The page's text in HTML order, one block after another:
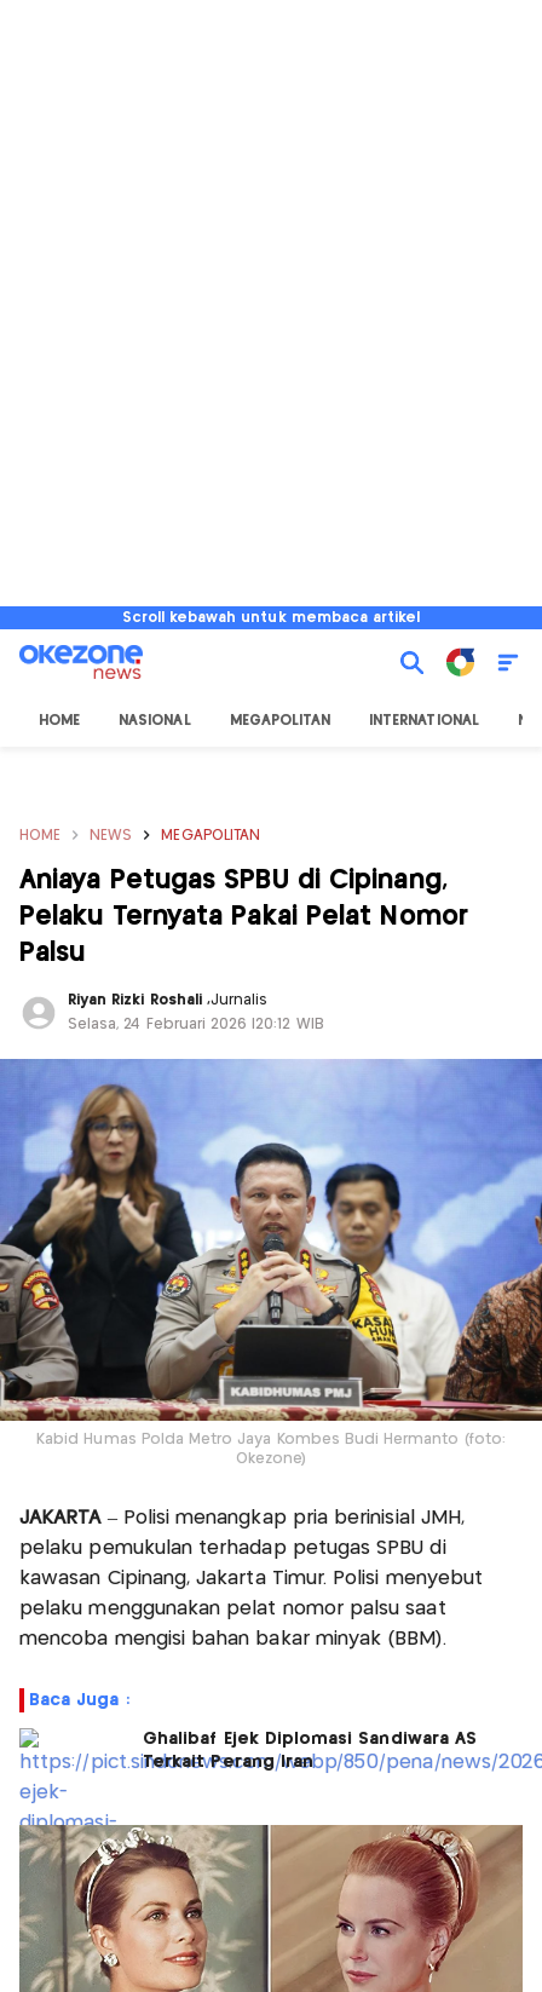
Scroll kebawah untuk membaca artikel
HOME NASIONAL MEGAPOLITAN INTERNATIONAL
HOME NEWS MEGAPOLITAN
Aniaya Petugas SPBU di Cipinang,
Pelaku Ternyata Pakai Pelat Nomor
Palsu
Riyan Rizki Roshali ,Jurnalis
Selasa, 24 Februari 2026 |20:12 WIB
Kabid Humas Polda Metro Jaya Kombes Budi Hermanto (foto:
Okezone)
JAKARTA– Polisi menangkap pria berinisial JMH,
pelaku pemukulan terhadap petugas SPBU di
kawasan Cipinang, Jakarta Timur. Polisi menyebut
pelaku menggunakan pelat nomor palsu saat
mencoba mengisi bahan bakar minyak (BBM).
Baca Juga :
Ghalibaf Ejek Diplomasi Sandiwara AS
Terkait Perang Iran